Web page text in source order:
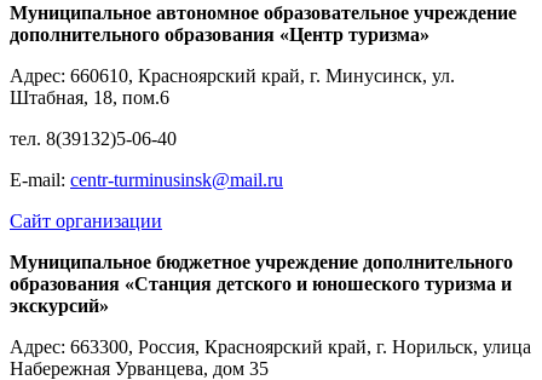
Муниципальное автономное образовательное учреждение
дополнительного образования «Центр туризма»
Адрес: 660610, Красноярский край, г. Минусинск, ул.
Штабная, 18, пом.6
тел. 8(39132)5-06-40
Е-mail: centr-turminusinsk@mail.ru
Сайт организации
Муниципальное бюджетное учреждение дополнительного
образования «Станция детского и юношеского туризма и
экскурсий»
Адрес: 663300, Россия, Красноярский край, г. Норильск, улица
Набережная Урванцева, дом 35